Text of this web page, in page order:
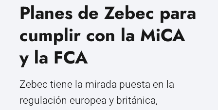
Planes de Zebec para
cumplir con la MiCA
y la FCA
Zebec tiene la mirada puesta en la
regulación europea y británica,